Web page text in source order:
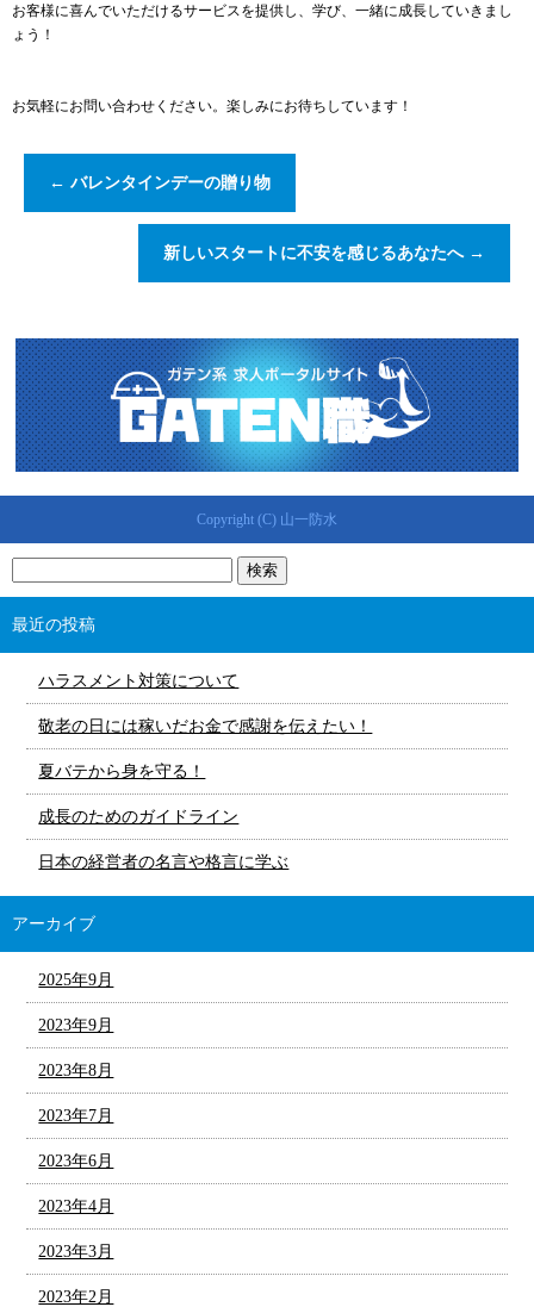
お客様に喜んでいただけるサービスを提供し、学び、一緒に成長していきまし
ょう！
お気軽にお問い合わせください。楽しみにお待ちしています！
← バレンタインデーの贈り物
新しいスタートに不安を感じるあなたへ →
Copyright (C) 山一防水
最近の投稿
ハラスメント対策について
敬老の日には稼いだお金で感謝を伝えたい！
夏バテから身を守る！
成長のためのガイドライン
日本の経営者の名言や格言に学ぶ
アーカイブ
2025年9月
2023年9月
2023年8月
2023年7月
2023年6月
2023年4月
2023年3月
2023年2月